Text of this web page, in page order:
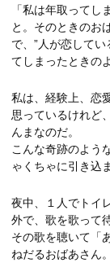
「私は年取ってし
と。そのときのお
で、”人が恋して
てしまったときの
私は、経験上、恋
思っているけれど
んまなのだ。
こんな奇跡のよう
ゃくちゃに引き込
夜中、１人でトイ
外で、歌を歌って
その歌を聴いて「
ねだるおばあさん。